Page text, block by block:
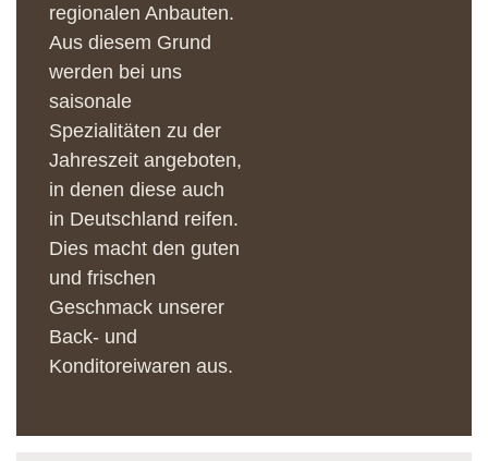
regionalen Anbauten.
Aus diesem Grund
werden bei uns
saisonale
Spezialitäten zu der
Jahreszeit angeboten,
in denen diese auch
in Deutschland reifen.
Dies macht den guten
und frischen
Geschmack unserer
Back- und
Konditoreiwaren aus.